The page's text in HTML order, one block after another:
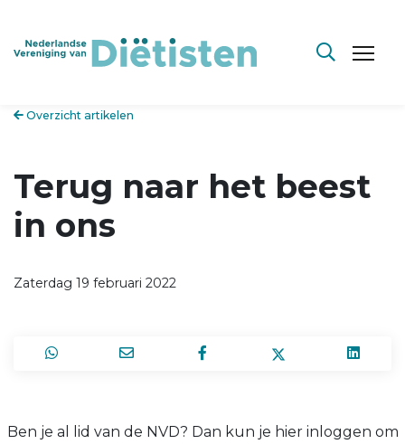
Overzicht artikelen
Terug naar het beest
in ons
Zaterdag 19 februari 2022
Ben je al lid van de NVD? Dan kun je hier inloggen om